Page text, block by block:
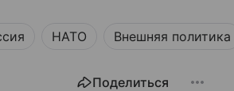
НАТО Внешняя политика
Поделиться